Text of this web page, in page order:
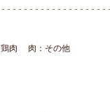
鶏肉
肉：その他